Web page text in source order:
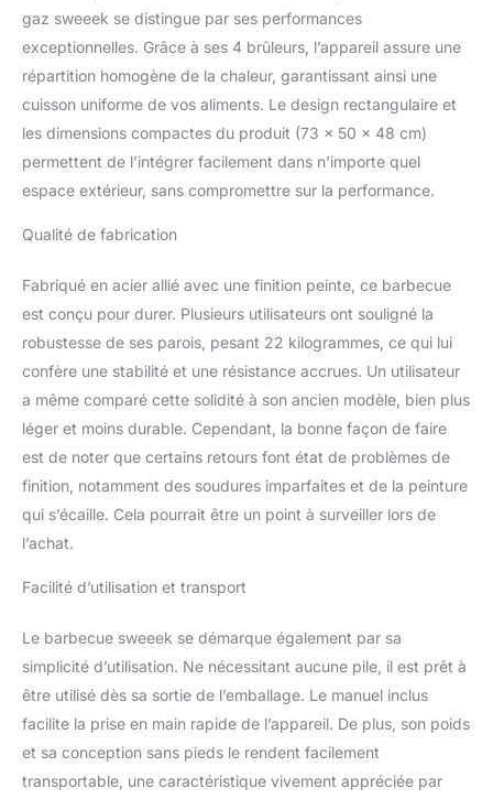
gaz sweeek se distingue par ses performances
exceptionnelles. Grâce à ses 4 brûleurs, l’appareil assure une
répartition homogène de la chaleur, garantissant ainsi une
cuisson uniforme de vos aliments. Le design rectangulaire et
les dimensions compactes du produit (73 x 50 x 48 cm)
permettent de l’intégrer facilement dans n’importe quel
espace extérieur, sans compromettre sur la performance.
Qualité de fabrication
Fabriqué en acier allié avec une finition peinte, ce barbecue
est conçu pour durer. Plusieurs utilisateurs ont souligné la
robustesse de ses parois, pesant 22 kilogrammes, ce qui lui
confère une stabilité et une résistance accrues. Un utilisateur
a même comparé cette solidité à son ancien modèle, bien plus
léger et moins durable. Cependant, la bonne façon de faire
est de noter que certains retours font état de problèmes de
finition, notamment des soudures imparfaites et de la peinture
qui s’écaille. Cela pourrait être un point à surveiller lors de
l’achat.
Facilité d’utilisation et transport
Le barbecue sweeek se démarque également par sa
simplicité d’utilisation. Ne nécessitant aucune pile, il est prêt à
être utilisé dès sa sortie de l’emballage. Le manuel inclus
facilite la prise en main rapide de l’appareil. De plus, son poids
et sa conception sans pieds le rendent facilement
transportable, une caractéristique vivement appréciée par